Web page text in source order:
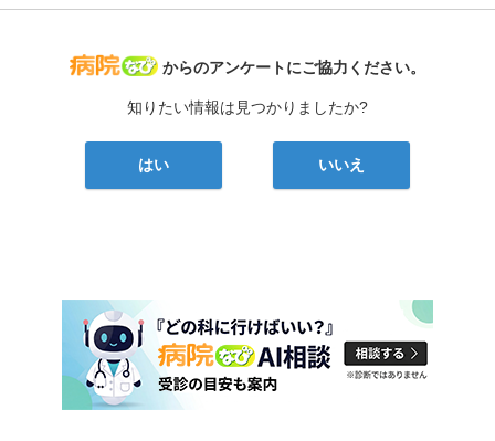
病院なび
からのアンケートにご協力ください。
知りたい情報は見つかりましたか?
はい いいえ